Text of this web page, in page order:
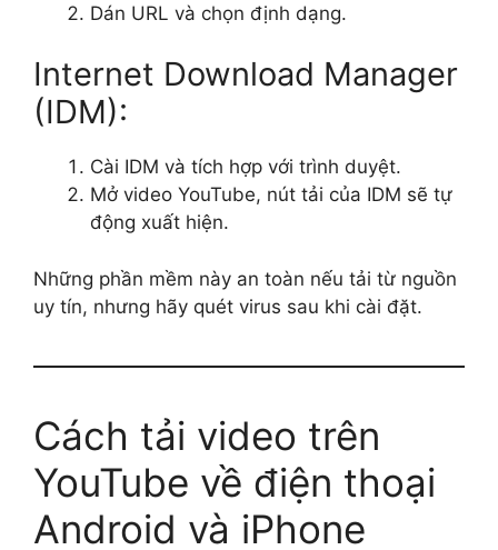
Dán URL và chọn định dạng.
Internet Download Manager
(IDM):
Cài IDM và tích hợp với trình duyệt.
Mở video YouTube, nút tải của IDM sẽ tự
động xuất hiện.
Những phần mềm này an toàn nếu tải từ nguồn
uy tín, nhưng hãy quét virus sau khi cài đặt.
Cách tải video trên
YouTube về điện thoại
Android và iPhone